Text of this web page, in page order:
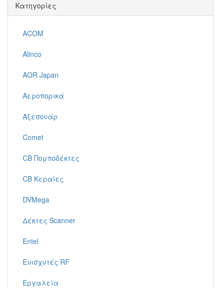
Κατηγορίες
ACOM
Alinco
AOR Japan
Αεροπορικά
Αξεσουάρ
Comet
CB Πομποδέκτες
CB Κεραίες
DVMega
Δέκτες Scanner
Entel
Ενισχυτές RF
Εργαλεία